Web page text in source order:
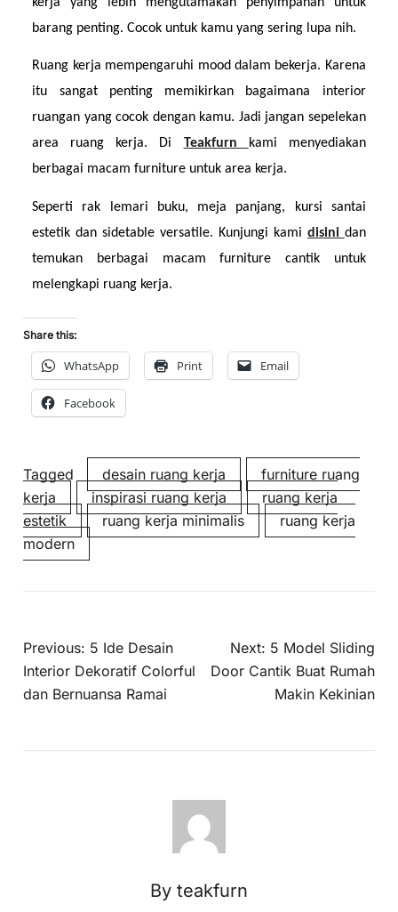
barang penting. Cocok untuk kamu yang sering lupa nih.
Ruang kerja mempengaruhi mood dalam bekerja. Karena
itu sangat penting memikirkan bagaimana interior
ruangan yang cocok dengan kamu. Jadi jangan sepelekan
area ruang kerja. Di Teakfurn kami menyediakan
berbagai macam furniture untuk area kerja.
Seperti rak lemari buku, meja panjang, kursi santai
estetik dan sidetable versatile. Kunjungi kami disini dan
temukan berbagai macam furniture cantik untuk
melengkapi ruang kerja.
Share this:
WhatsApp Print Email
Facebook
Tagged desain ruang kerja
furniture ruang
kerja
inspirasi ruang kerja
ruang kerja
estetik
ruang kerja minimalis
ruang kerja
modern
Previous: 5 Ide Desain
Interior Dekoratif Colorful
dan Bernuansa Ramai
Next: 5 Model Sliding
Door Cantik Buat Rumah
Makin Kekinian
By teakfurn